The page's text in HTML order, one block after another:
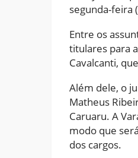
segunda-feira
Entre os
titulares para
Cavalcanti,
Além dele, o
Matheus
Caruaru. A
modo que
dos cargos.